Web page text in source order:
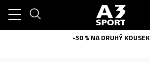
-50 % NA DRUHÝ KOUSEK